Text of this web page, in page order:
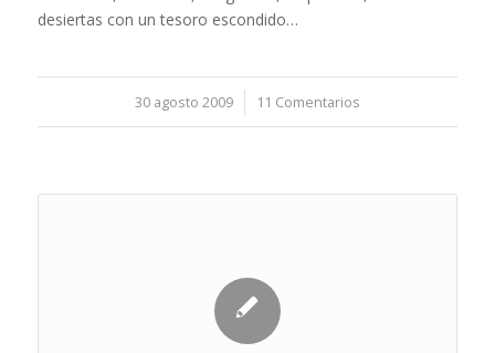
desiertas con un tesoro escondido…
30 agosto 2009
/ 11 Comentarios